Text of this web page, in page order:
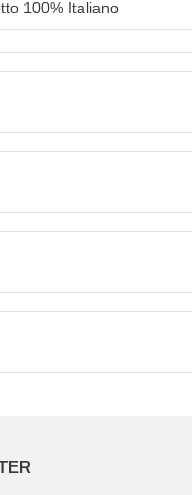
100% Italiano